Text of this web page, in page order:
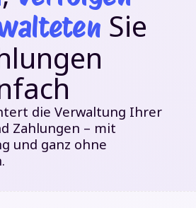
Sie
die Verwaltung Ihrer
Zahlungen – mit
und ganz ohne